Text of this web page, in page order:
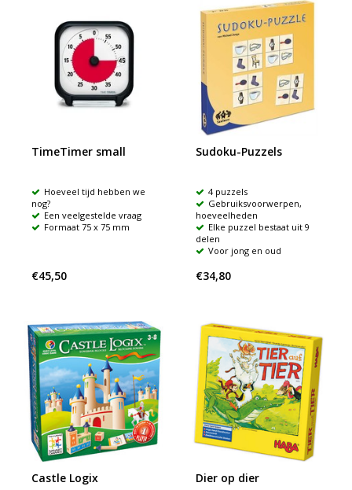
TimeTimer small
Hoeveel tijd hebben we
nog?
Een veelgestelde vraag
Formaat 75 x 75 mm
€45,50
Sudoku-Puzzels
4 puzzels
Gebruiksvoorwerpen,
hoeveelheden
Elke puzzel bestaat uit 9
delen
Voor jong en oud
€34,80
Castle Logix Dier op dier